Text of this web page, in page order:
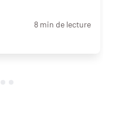
8 min de lecture